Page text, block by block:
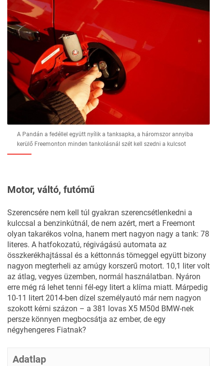
A Pandán a fedéllel együtt nyílik a tanksapka, a háromszor annyiba
kerülő Freemonton minden tankolásnál szét kell szedni a kulcsot
Motor, váltó, futómű
Szerencsére nem kell túl gyakran szerencsétlenkedni a
kulccsal a benzinkútnál, de nem azért, mert a Freemont
olyan takarékos volna, hanem mert nagyon nagy a tank: 78
literes. A hatfokozatú, régivágású automata az
összkerékhajtással és a kéttonnás tömeggel együtt bizony
nagyon megterheli az amúgy korszerű motort. 10,1 liter volt
az átlag, vegyes üzemben, normál használatban. Nyáron
erre még rá lehet tenni fél-egy litert a klíma miatt. Márpedig
10-11 litert 2014-ben dízel személyautó már nem nagyon
szokott kérni százon – a 381 lovas X5 M50d BMW-nek
persze könnyen megbocsátja az ember, de egy
négyhengeres Fiatnak?
Adatlap